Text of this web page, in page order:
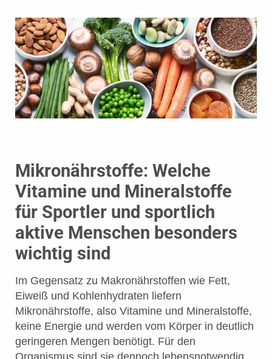
Mikronährstoffe: Welche
Vitamine und Mineralstoffe
für Sportler und sportlich
aktive Menschen besonders
wichtig sind
Im Gegensatz zu Makronährstoffen wie Fett,
Eiweiß und Kohlenhydraten liefern
Mikronährstoffe, also Vitamine und Mineralstoffe,
keine Energie und werden vom Körper in deutlich
geringeren Mengen benötigt. Für den